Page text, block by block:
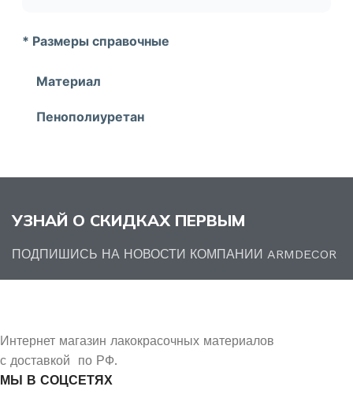
* Размеры справочные
Материал
Пенополиуретан
УЗНАЙ О СКИДКАХ ПЕРВЫМ
ПОДПИШИСЬ НА НОВОСТИ КОМПАНИИ ARMDECOR
Интернет магазин лакокрасочных материалов
с доставкой по РФ.
МЫ В СОЦСЕТЯХ